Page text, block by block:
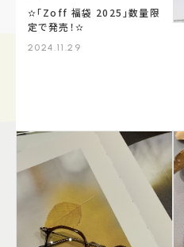
✫「Zoff 福袋 2025」数量限
定で発売！✫
2024.11.29